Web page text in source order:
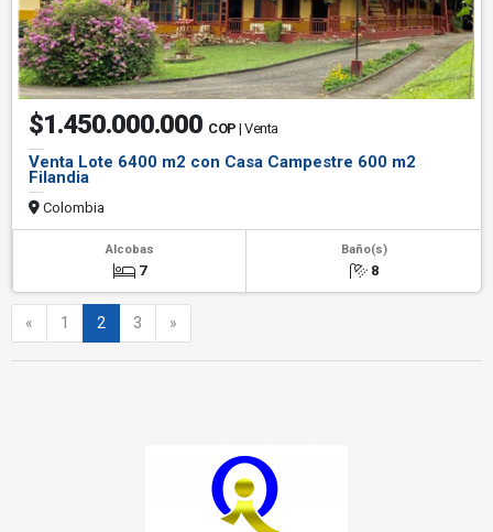
$1.450.000.000 COP | Venta
Venta Lote 6400 m2 con Casa Campestre 600 m2
Filandia
Colombia
Alcobas
7
Baño(s)
8
« Anterior
1 2 3 »